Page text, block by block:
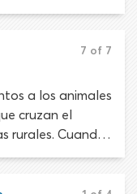
sufrir lesiones.
indican que las
con una
en otros
7 of 7
a los animales
cruzan el
rurales. Cuando
de animales